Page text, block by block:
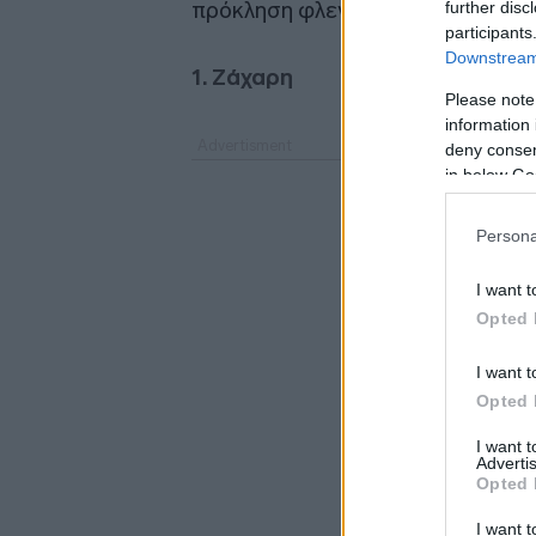
further
Please
information
deny
in below
I want
Opted
I want
Opted
I want
Opted
I want
πρόκληση φλεγμονής.
1. Ζάχαρη